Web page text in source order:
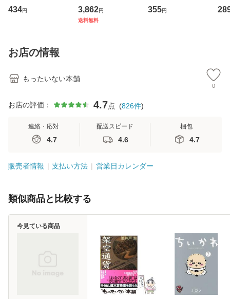
イーストウエス
ト・ジャパン [CD]
434円
専門職の看護マネ
ジメントスキル 改
3,862円
送料無料
キューンレコード
[CD]【メール便送
355円
のが
お店の情報
もったいない本舗
0
お店の評価： 4.7点 (826件)
連絡・応対
4.7
配送スピード
4.6
梱包
4.7
販売者情報 支払い方法 営業日カレンダー
類似商品と比較する
今見ている商品